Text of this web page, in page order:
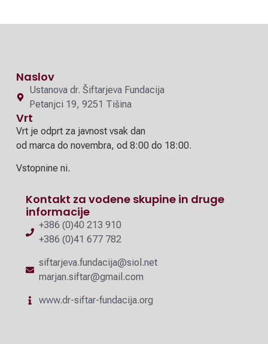
Naslov
Ustanova dr. Šiftarjeva Fundacija
Petanjci 19, 9251 Tišina
Vrt
Vrt je odprt za javnost vsak dan
od marca do novembra, od 8:00 do 18:00.
Vstopnine ni.
Kontakt za vodene skupine in druge
informacije
+386 (0)40 213 910
+386 (0)41 677 782
siftarjeva.fundacija@siol.net
marjan.siftar@gmail.com
www.dr-siftar-fundacija.org